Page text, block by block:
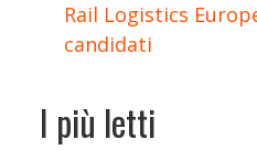
Rail Logistics
candidati
I più letti